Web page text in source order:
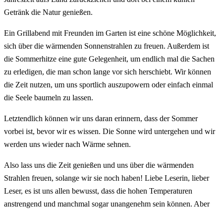
Getränk die Naturgenießen.
Ein Grillabend mit Freunden im Garten ist eine schöne Möglichkeit,
sich überdie wärmenden Sonnenstrahlen zu freuen. Außerdem ist
die Sommerhitze eine gute Gelegenheit, um endlich mal die Sachen
zu erledigen, die man schon lange vorsich herschiebt. Wirkönnen
die Zeit nutzen, um uns sportlich auszupowern odereinfach einmal
die Seele baumeln zu lassen.
Letztendlich können wiruns daran erinnern, dass derSommer
vorbei ist, bevorwires wissen. Die Sonne wird untergehen und wir
werden uns wiedernach Wärme sehnen.
Also lass uns die Zeit genießen und uns überdie wärmenden
Strahlen freuen, solange wirsie noch haben! Liebe Leserin, lieber
Leser, es ist uns allen bewusst, dass die hohen Temperaturen
anstrengend und manchmal sogarunangenehm sein können. Aber